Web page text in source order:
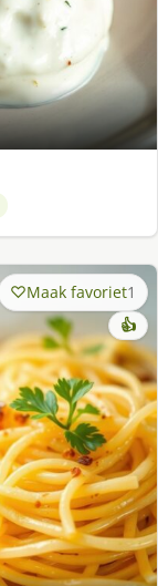
Maak favoriet1
👍